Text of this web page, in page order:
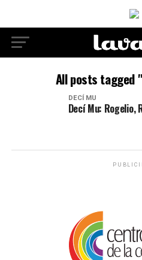
All posts tagged
DECÍ MU
Decí Mu: Rogelio,